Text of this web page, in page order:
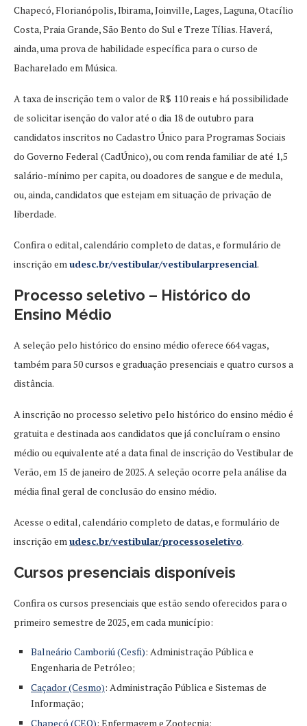
Chapecó, Florianópolis, Ibirama, Joinville, Lages, Laguna, Otacílio
Costa, Praia Grande, São Bento do Sul e Treze Tílias. Haverá,
ainda, uma prova de habilidade específica para o curso de
Bacharelado em Música.
A taxa de inscrição tem o valor de R$ 110 reais e há possibilidade
de solicitar isenção do valor até o dia 18 de outubro para
candidatos inscritos no Cadastro Único para Programas Sociais
do Governo Federal (CadÚnico), ou com renda familiar de até 1,5
salário-mínimo per capita, ou doadores de sangue e de medula,
ou, ainda, candidatos que estejam em situação de privação de
liberdade.
Confira o edital, calendário completo de datas, e formulário de
inscrição emudesc.br/vestibular/vestibularpresencial.
Processo seletivo – Histórico do
Ensino Médio
A seleção pelo histórico do ensino médio oferece 664 vagas,
também para 50 cursos e graduação presenciais e quatro cursos a
distância.
A inscrição no processo seletivo pelo histórico do ensino médio é
gratuita e destinada aos candidatos que já concluíram o ensino
médio ou equivalente até a data final de inscrição do Vestibular de
Verão, em 15 de janeiro de 2025. A seleção ocorre pela análise da
média final geral de conclusão do ensino médio.
Acesse o edital, calendário completo de datas, e formulário de
inscrição emudesc.br/vestibular/processoseletivo.
Cursos presenciais disponíveis
Confira os cursos presenciais que estão sendo oferecidos para o
primeiro semestre de 2025, em cada município:
Balneário Camboriú (Cesfi): Administração Pública e
Engenharia de Petróleo;
Caçador (Cesmo): Administração Pública e Sistemas de
Informação;
Chapecó (CEO): Enfermagem e Zootecnia;